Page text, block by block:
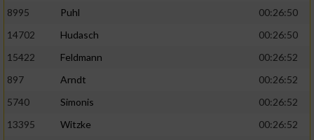
8995
Puhl
00:26:50
14702
Hudasch
00:26:50
15422
Feldmann
00:26:52
897
Arndt
00:26:52
5740
Simonis
00:26:52
13395
Witzke
00:26:52